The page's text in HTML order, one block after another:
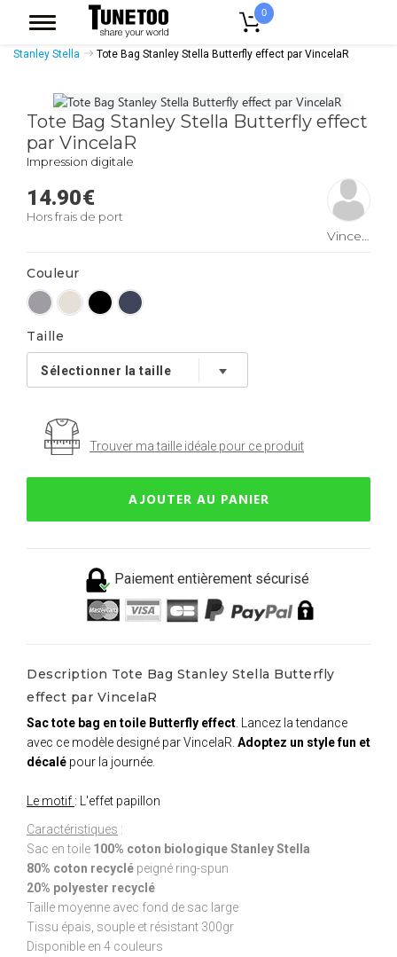
0
Accessoires Casquettes Tote Bags
Stanley Stella
Tote Bag Stanley Stella Butterfly effect par VincelaR
Tote Bag Stanley Stella Butterfly effect
par VincelaR
Impression digitale
14.90€
Hors frais de port
VincelaR
Couleur
Taille
Trouver ma taille idéale pour ce produit
AJOUTER AU PANIER
Paiement entièrement sécurisé
Description Tote Bag Stanley Stella Butterfly
effect par VincelaR
Sac tote bag en toile Butterfly effect . Lancez la tendance
avec ce modèle designé par VincelaR. Adoptez un style fun et
décalé pour la journée.
Le motif : L'effet papillon
Caractéristiques :
Sac en toile 100% coton biologique Stanley Stella
80% coton recyclé peigné ring-spun
20% polyester recyclé
Taille moyenne avec fond de sac large
Tissu épais, souple et résistant 300gr
Disponible en 4 couleurs